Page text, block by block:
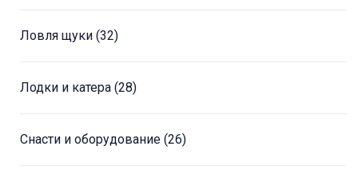
Ловля щуки (32)
Лодки и катера (28)
Снасти и оборудование (26)